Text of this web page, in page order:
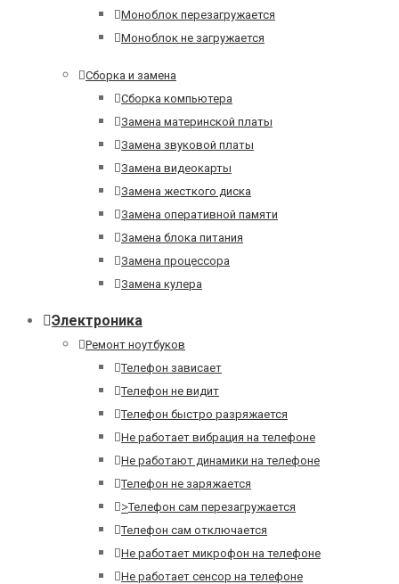
Моноблок перезагружается
Моноблок не загружается
Сборка и замена
Сборка компьютера
Замена материнской платы
Замена звуковой платы
Замена видеокарты
Замена жесткого диска
Замена оперативной памяти
Замена блока питания
Замена процессора
Замена кулера
Электроника
Ремонт ноутбуков
Телефон зависает
Телефон не видит
Телефон быстро разряжается
Не работает вибрация на телефоне
Не работают динамики на телефоне
Телефон не заряжается
>Телефон сам перезагружается
Телефон сам отключается
Не работает микрофон на телефоне
Не работает сенсор на телефоне